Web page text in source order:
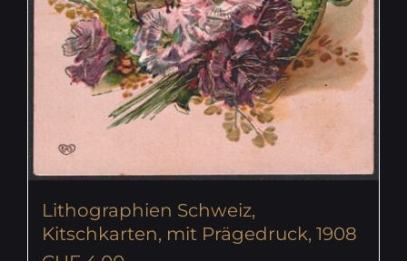
Lithographien Schweiz,
Kitschkarten, mit Prägedruck, 1908